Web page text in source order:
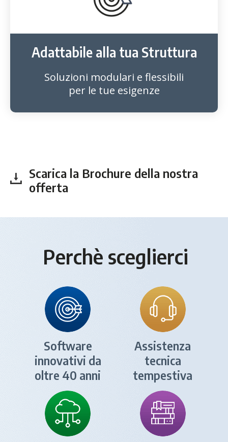
Adattabile alla tua Struttura
Soluzioni modulari e flessibili
per le tue esigenze
Scarica la Brochure della nostra
offerta
Perchè sceglierci
Software
innovativi da
oltre 40 anni
Assistenza
tecnica
tempestiva